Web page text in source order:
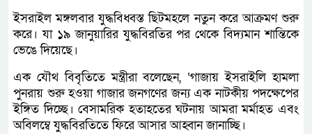
ইসরাইল মঙ্গলবার যুদ্ধবিধ্বস্ত ছিটমহলে নতুন করে আক্রমণ শুরু
করে। যা ১৯ জানুয়ারির যুদ্ধবিরতির পর থেকে বিদ্যমান শান্তিকে
ভেঙে দিয়েছে।
এক যৌথ বিবৃতিতে মন্ত্রীরা বলেছেন, ‘গাজায় ইসরাইলি হামলা
পুনরায় শুরু হওয়া গাজার জনগণের জন্য এক নাটকীয় পদক্ষেপের
ইঙ্গিত দিচ্ছে। বেসামরিক হতাহতের ঘটনায় আমরা মর্মাহত এবং
অবিলম্বে যুদ্ধবিরতিতে ফিরে আসার আহ্বান জানাচ্ছি।